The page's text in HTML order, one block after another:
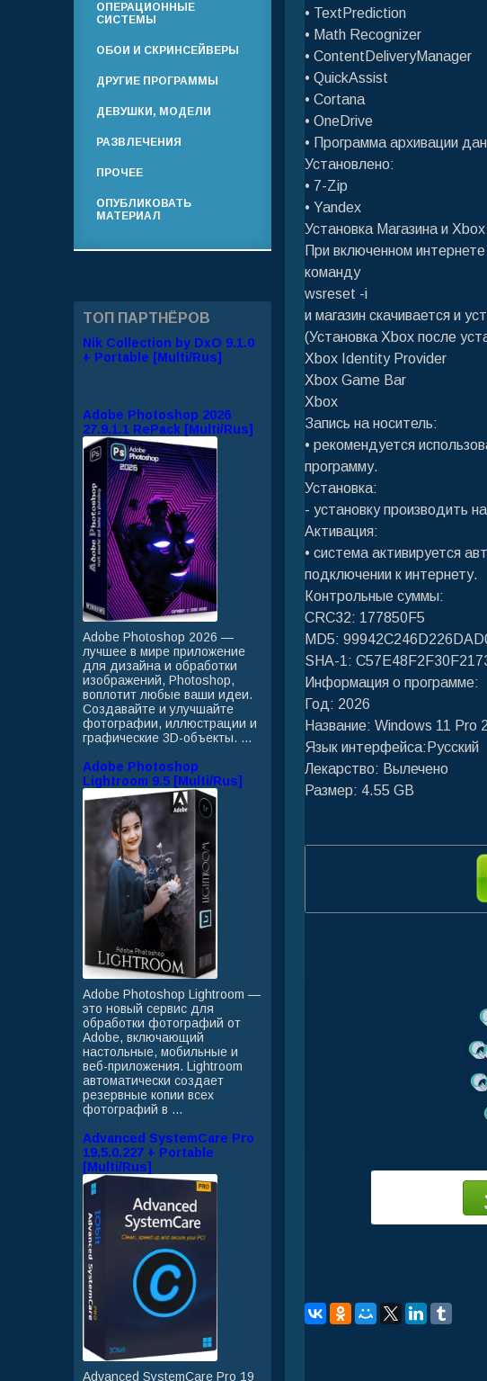
• TextPrediction
• Math Recognizer
• ContentDeliveryManager
• QuickAssist
• Cortana
• OneDrive
• Программа архивации
Установлено:
• 7-Zip
• Yandex
Установка Магазина и Xbox
При включенном
команду
wsreset -i
и магазин скачивается и
(Установка Xbox после
Xbox Identity Provider
Xbox Game Bar
Xbox
Запись на носитель:
• рекомендуется
программу.
Установка:
- установку производить
Активация:
• система активируется
подключении к интернету.
Контрольные суммы:
CRC32: 177850F5
MD5:
SHA-1:
Информация о программе:
Год: 2026
Название: Windows 11 Pro
Язык интерфейса:Русский
Лекарство: Вылечено
Размер: 4.55 GB
ОПЕРАЦИОННЫЕ
СИСТЕМЫ
ОБОИ И СКРИНСЕЙВЕРЫ
ДРУГИЕ ПРОГРАММЫ
ДЕВУШКИ, МОДЕЛИ
РАЗВЛЕЧЕНИЯ
ПРОЧЕЕ
ОПУБЛИКОВАТЬ
МАТЕРИАЛ
ТОП ПАРТНЁРОВ
Nik Collection by DxO 9.1.0
+ Portable [Multi/Rus]
Adobe Photoshop 2026
27.9.1.1 RePack [Multi/Rus]
Adobe Photoshop 2026 —
лучшее в мире приложение
для дизайна и обработки
изображений, Photoshop,
воплотит любые ваши идеи.
Создавайте и улучшайте
фотографии, иллюстрации и
графические 3D-объекты. ...
Adobe Photoshop
Lightroom 9.5 [Multi/Rus]
Adobe Photoshop Lightroom —
это новый сервис для
обработки фотографий от
Adobe, включающий
настольные, мобильные и
веб-приложения. Lightroom
автоматически создает
резервные копии всех
фотографий в ...
Advanced SystemCare Pro
19.5.0.227 + Portable
[Multi/Rus]
Advanced SystemCare Pro 19